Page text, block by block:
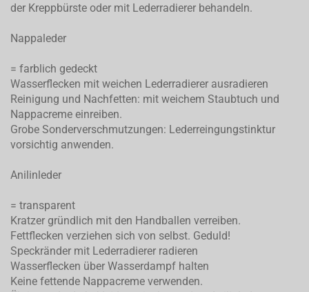
der Kreppbürste oder mit Lederradierer behandeln.
Nappaleder
= farblich gedeckt
Wasserflecken mit weichen Lederradierer ausradieren
Reinigung und Nachfetten: mit weichem Staubtuch und
Nappacreme einreiben.
Grobe Sonderverschmutzungen: Lederreingungstinktur
vorsichtig anwenden.
Anilinleder
= transparent
Kratzer gründlich mit den Handballen verreiben.
Fettflecken verziehen sich von selbst. Geduld!
Speckränder mit Lederradierer radieren
Wasserflecken über Wasserdampf halten
Keine fettende Nappacreme verwenden.